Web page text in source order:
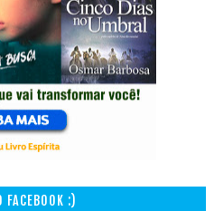
FACEBOOK :)